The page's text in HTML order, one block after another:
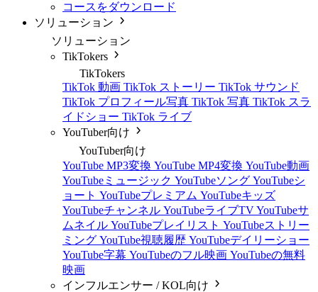
コースをダウンロード
ソリューション
ソリューション
TikTokers
TikTokers
TikTok 動画 TikTok ストーリー TikTok サウンド
TikTok プロフィール写真 TikTok 写真 TikTok スラ
イドショー TikTok ライブ
YouTuber向け
YouTuber向け
YouTube MP3変換 YouTube MP4変換 YouTube動画
YouTubeミュージック YouTubeソング YouTubeシ
ョート YouTubeプレミアム YouTubeキッズ
YouTubeチャンネル YouTubeライブTVYouTubeサ
ムネイル YouTubeプレイリスト YouTubeストリー
ミング YouTube視聴履歴 YouTubeデイリーショー
YouTube字幕 YouTubeのフル映画 YouTubeの無料
映画
インフルエンサー / KOL向け